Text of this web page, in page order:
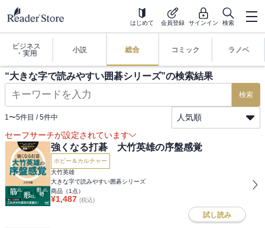
はじめて 会員登録 サインイン 検索
ビジネス
・実用
小説 総合 コミック ラノベ
“大きな字で読みやすい囲碁シリーズ”の検索結果
検索
1〜5件目 / 5件中
人気順
セーフサーチが設定されています
強くなる打碁 大竹英雄の序盤感覚
ホビー＆カルチャー
大竹英雄
大きな字で読みやすい囲碁シリーズ
商品（1 点）
¥1,487 (税込)
試し読み